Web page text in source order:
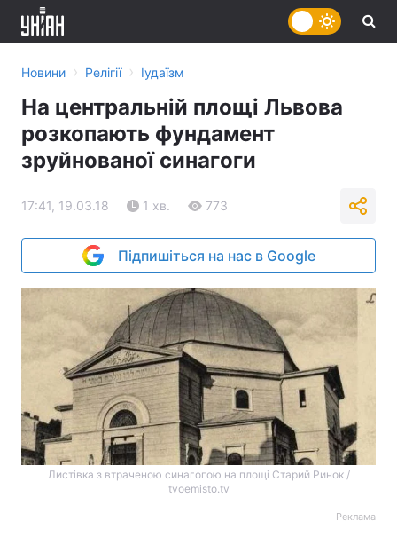
Новини › Релігії › Іудаїзм
На центральній площі Львова
розкопають фундамент
зруйнованої синагоги
17:41, 19.03.18 1 хв. 773
Підпишіться на нас в Google
Листівка з втраченою синагогою на площі Старий Ринок /
tvoemisto.tv
Реклама